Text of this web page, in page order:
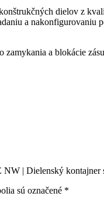
dielov z
a
zamykania a blokácie
| Dielenský kontajner
sú označené *